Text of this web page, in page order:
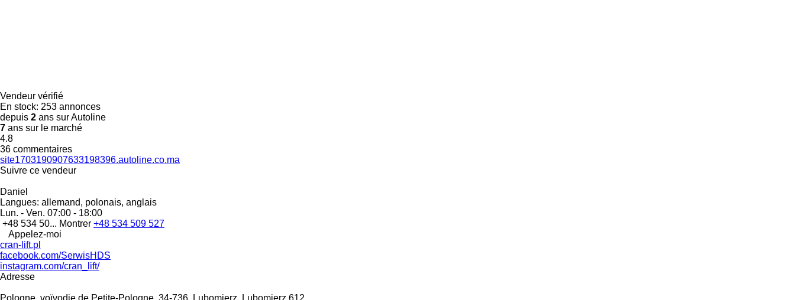
Vendeur vérifié
En stock: 253 annonces
depuis 2 ans sur Autoline
7 ans sur le marché
4.8
36 commentaires
site1703190907633198396.autoline.co.ma
Suivre ce vendeur
Daniel
Langues: allemand, polonais, anglais
Lun. - Ven. 07:00 - 18:00
+48 534 50... Montrer +48 534 509 527
Appelez-moi
cran-lift.pl
facebook.com/SerwisHDS
instagram.com/cran_lift/
Adresse
Pologne, voïvodie de Petite-Pologne, 34-736, Lubomierz, Lubomierz 612